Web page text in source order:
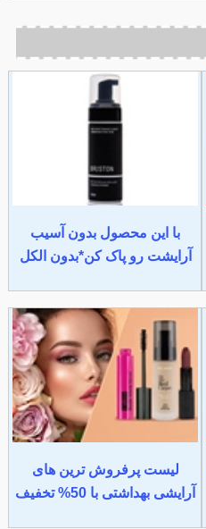
با این محصول بدون آسیب
آرایشت رو پاک کن*بدون الکل
لیست پرفروش ترین های
آرایشی بهداشتی با 50% تخفیف